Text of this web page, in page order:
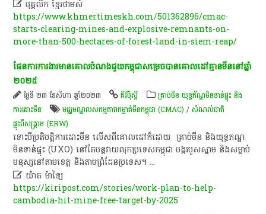
 បុគ្គលិក​ ខ្មែរ​ថា​ម​ស៍​
https://www.khmertimeskh.com/501362896/cmac-
starts-clearing-mines-and-explosive-remnants-on-
more-than-500-hectares-of-forest-land-in-siem-reap/
ផែនការ​ការងារ​មាន​គោលបំណង​ជួយ​កម្ពុជា​សម្រេច​បាន​គោលដៅ​គ្មាន​មីន​នៅ​ឆ្នាំ​
២០២៥
ថ្ងៃទី ២៣ ខែសីហា ឆ្នាំ២០២៣ គិរីប៉ុស្តិ៍
គ្រាប់មីន យុទ្ធភ័ណ្ឌមិនទាន់ផ្ទុះ និង
ការដោះមីន
មជ្ឈមណ្ឌល​សកម្មភាពកម្ចាត់​មីន​កម្ពុជា​ (CMAC)​ /សំណល់ជាតិ
ផ្ទុះពីសង្គ្រាម (ERW)
​ទោះបី​ប្រតិបត្តិការ​ដោះ​មីន​ លើស​ពី​គោលដៅ​ក៏​ដោយ​ ​ គ្រាប់​មីន​ និង​យុទ្ធភណ្ឌ​
មិន​ទាន់​ផ្ទុះ​ (UXO)​ នៅ​តែ​បន្ត​វាយលុក​ប្រទេស​កម្ពុជា​ បង្ក​របួស​ស្នាម​ និង​សម្លាប់​
មនុស្ស​នៅ​តាម​ខេត្ត​ និង​តាម​ព្រំដែន​ប្រទេស​។​...
 យ៉ាត ម៉ាឡៃ
https://kiripost.com/stories/work-plan-to-help-
cambodia-hit-mine-free-target-by-2025